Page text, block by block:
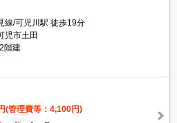
線/可児川駅 徒歩19分
児市土田
2階建
(管理費等：4,100円)